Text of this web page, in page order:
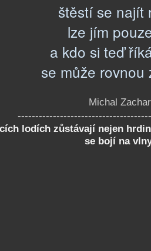
štěstí se najít
lze jím
a kdo si teď
se může rovnou
Michal Zachar
lodích zůstávají nejen
se bojí na